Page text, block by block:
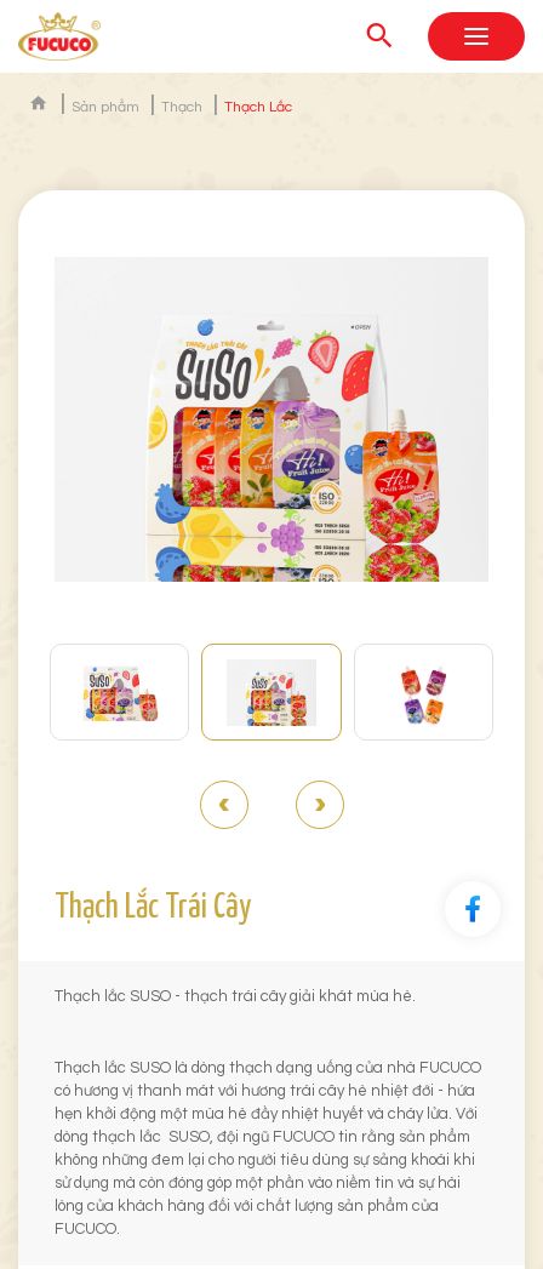
Sản phẩm Thạch Thạch Lắc
Thạch Lắc Trái Cây
Thạch lắc SUSO - thạch trái cây giải khát mùa hè.
Thạch lắc SUSO là dòng thạch dạng uống của nhà FUCUCO
có hương vị thanh mát với hương trái cây hè nhiệt đới - hứa
hẹn khởi động một mùa hè đầy nhiệt huyết và cháy lửa. Với
dòng thạch lắc SUSO, đội ngũ FUCUCO tin rằng sản phẩm
không những đem lại cho người tiêu dùng sự sảng khoái khi
sử dụng mà còn đóng góp một phần vào niềm tin và sự hài
lòng của khách hàng đối với chất lượng sản phẩm của
FUCUCO.